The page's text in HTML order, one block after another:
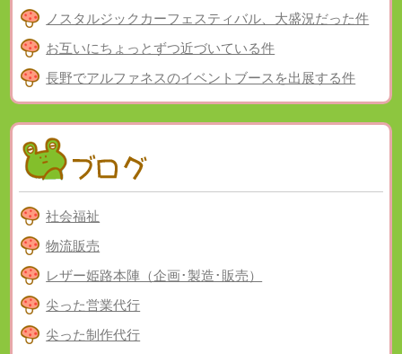
ノスタルジックカーフェスティバル、大盛況だった件
お互いにちょっとずつ近づいている件
長野でアルファネスのイベントブースを出展する件
社会福祉
物流販売
レザー姫路本陣（企画･製造･販売）
尖った営業代行
尖った制作代行